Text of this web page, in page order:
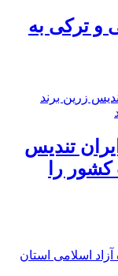
و ترکی به
تندیس
را